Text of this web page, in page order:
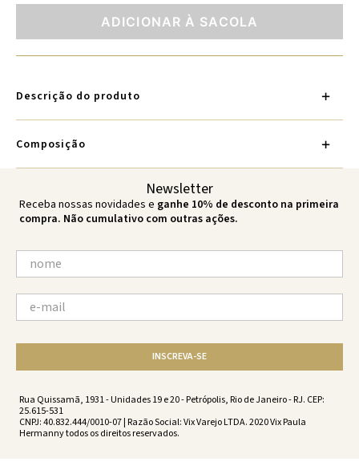
ADICIONAR À SACOLA
Descrição do produto
Composição
Newsletter
Receba nossas novidades e ganhe 10% de desconto na primeira
compra. Não cumulativo com outras ações.
INSCREVA-SE
Rua Quissamã, 1931 - Unidades 19 e 20 - Petrópolis, Rio de Janeiro - RJ. CEP:
25.615-531
CNPJ: 40.832.444/0010-07 | Razão Social: Vix Varejo LTDA. 2020 Vix Paula
Hermanny todos os direitos reservados.